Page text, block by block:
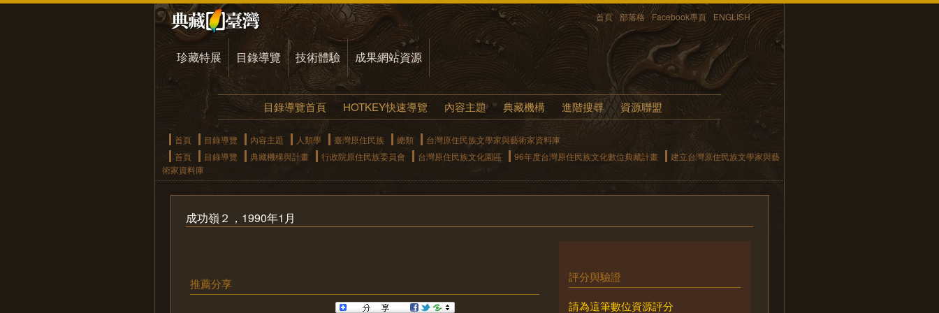
首頁 部落格 Facebook專頁 ENGLISH
珍藏特展 目錄導覽 技術體驗 成果網站資源
目錄導覽首頁 HOTKEY快速導覽 內容主題 典藏機構 進階搜尋 資源聯盟
首頁 目錄導覽 內容主題 人類學 臺灣原住民族 總類
台灣原住民族文學家與藝術家資料庫
首頁
目錄導覽 典藏機構與計畫 行政院原住民族委員會 台灣原住民族文化園區 96年度台灣原住民族文化數位典藏計畫
建立台灣原住民族文學家與藝
術家資料庫
成功嶺２，1990年1月
推薦分享
評分與驗證
請為這筆數位資源評分